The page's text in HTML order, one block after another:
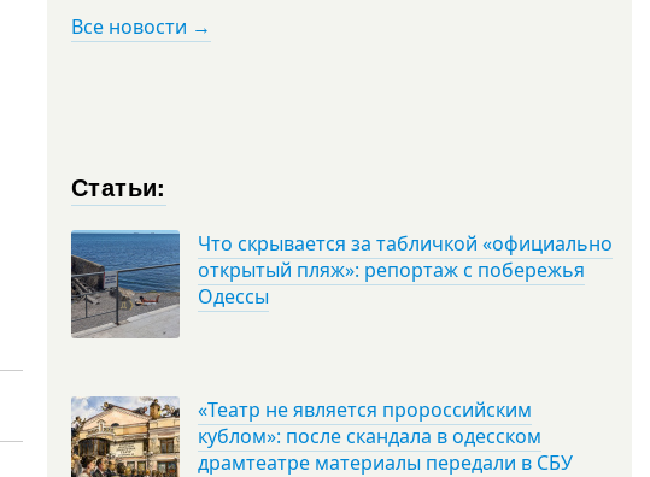
Все новости →
Статьи:
Что скрывается за табличкой «официально
открытый пляж»: репортаж с побережья
Одессы
«Театр не является пророссийским
кублом»: после скандала в одесском
драмтеатре материалы передали в СБУ